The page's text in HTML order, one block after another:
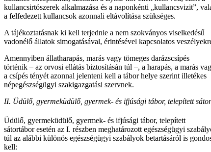
kullancsirtószerek alkalmazása és a naponkénti „kullancsvizit”,
a felfedezett kullancsok azonnali eltávolítása szükséges.
A tájékoztatásnak ki kell terjednie a nem szokványos viselkedésű
vadonélő állatok simogatásával, érintésével kapcsolatos
Amennyiben állatharapás, marás vagy tömeges darázscsípés
történik – az orvosi ellátás biztosításán túl –, a harapás, a marás
a csípés tényét azonnal jelenteni kell a tábor helye szerint illetékes
népegészségügyi szakigazgatási szervnek.
II. Üdülő, gyermeküdülő, gyermek- és ifjúsági tábor, telepített
Üdülő, gyermeküdülő, gyermek- és ifjúsági tábor, telepített
sátortábor esetén az I. részben meghatározott egészségügyi
túl az alábbi különös egészségügyi szabályok betartásáról is
kell: